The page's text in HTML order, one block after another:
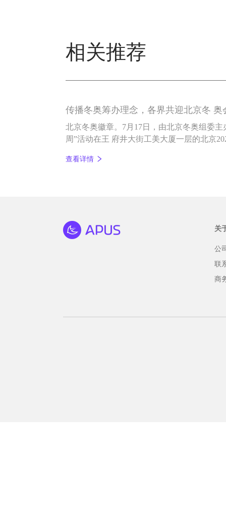
相关推荐
传播冬奥筹办理念，各界共迎北京冬 奥
北京冬奥徽章。7月17日，由北京冬奥组委
周”活动在王 府井大街工美大厦一层的北京
奥林匹克收藏界拥有广泛的群众基础和社会
查看详情
关
公
联
商